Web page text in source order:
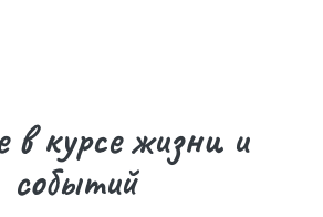
в курсе жизни и
событий